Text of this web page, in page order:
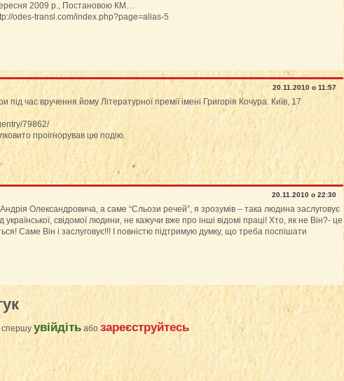
2009 р., Постановою КМ…
odes-transl.com/index.php?page=alias-5
20.11.2010 о 11:57
під час вручення йому Літературної премії імені Григорія Кочура. Київ, 17
79862/
проігнорував цю подію.
20.11.2010 о 22:30
Олександровича, а саме “Сльози речей”, я зрозумів – така людина заслуговує
української, свідомої людини, не кажучи вже про інші відомі праці! Хто, як не Він?- це
Саме Він і заслуговує!!! І повністю підтримую думку, що треба поспішати
спершу увійдіть або зареєструйтесь